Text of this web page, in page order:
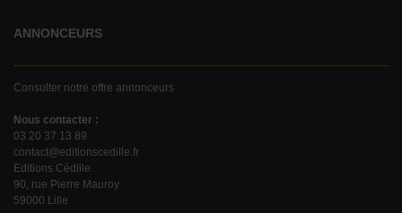
ANNONCEURS
Consulter notre offre annonceurs
Nous contacter :
03 20 37 13 89
contact@editionscedille.fr
Editions Cédille
90, rue Pierre Mauroy
59000 Lille